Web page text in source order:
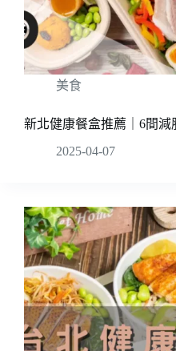
美食
新北健康餐盒推薦｜6間減
2025-04-07